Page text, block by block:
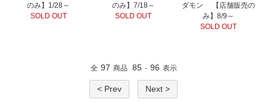
のみ】1/28～
SOLD OUT
のみ】7/18～
SOLD OUT
ダモン 【店舗販売の
み】8/9～
SOLD OUT
全 97 商品 85 - 96 表示
< Prev Next >